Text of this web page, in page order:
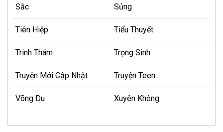
Sắc Sủng
Tiên Hiệp Tiểu Thuyết
Trinh Thám Trọng Sinh
Truyện Mới Cập Nhật Truyện Teen
Võng Du Xuyên Không